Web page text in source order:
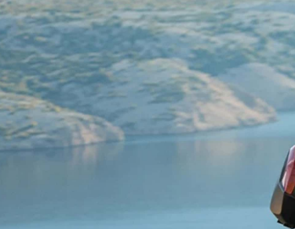
DESERTX
DesertX
DesertX Rally
DesertX Discovery
DIAVEL
V4
V4 RS
Diavel for Bentley
ドゥカティバイク保険プレミアムライ
ド
ドゥカティメーカー保証
EVER RED
DUCATIメインテナンス・パッケージ
中古車
NEWモデル
アクセサリー・カスタムパーツ
アパレル
イベント・ツーリング